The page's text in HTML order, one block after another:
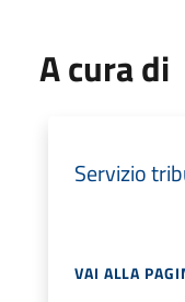
A cura di
Servizio
VAI ALLA